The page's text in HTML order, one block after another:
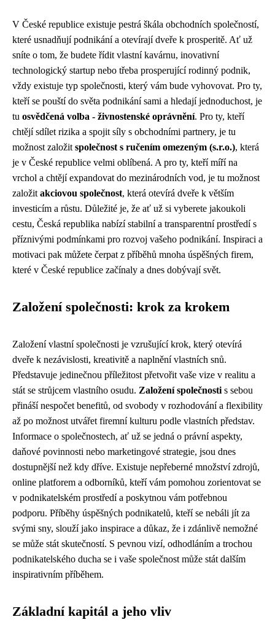
V České republice existuje pestrá škála obchodních společností,
které usnadňují podnikání a otevírají dveře k prosperitě. Ať už
sníte o tom, že budete řídit vlastní kavárnu, inovativní
technologický startup nebo třeba prosperující rodinný podnik,
vždy existuje typ společnosti, který vám bude vyhovovat. Pro ty,
kteří se pouští do světa podnikání sami a hledají jednoduchost, je
tu osvědčená volba - živnostenské oprávnění. Pro ty, kteří
chtějí sdílet rizika a spojit síly s obchodními partnery, je tu
možnost založit společnost s ručením omezeným (s.r.o.), která
je v České republice velmi oblíbená. A pro ty, kteří míří na
vrchol a chtějí expandovat do mezinárodních vod, je tu možnost
založit akciovou společnost, která otevírá dveře k větším
investicím a růstu. Důležité je, že ať už si vyberete jakoukoli
cestu, Česká republika nabízí stabilní a transparentní prostředí s
příznivými podmínkami pro rozvoj vašeho podnikání. Inspiraci a
motivaci pak můžete čerpat z příběhů mnoha úspěšných firem,
které v České republice začínaly a dnes dobývají svět.
Založení společnosti: krok za krokem
Založení vlastní společnosti je vzrušující krok, který otevírá
dveře k nezávislosti, kreativitě a naplnění vlastních snů.
Představuje jedinečnou příležitost přetvořit vaše vize v realitu a
stát se strůjcem vlastního osudu. Založení společnosti s sebou
přináší nespočet benefitů, od svobody v rozhodování a flexibility
až po možnost utvářet firemní kulturu podle vlastních představ.
Informace o společnostech, ať už se jedná o právní aspekty,
daňové povinnosti nebo marketingové strategie, jsou dnes
dostupnější než kdy dříve. Existuje nepřeberné množství zdrojů,
online platforem a odborníků, kteří vám pomohou zorientovat se
v podnikatelském prostředí a poskytnou vám potřebnou
podporu. Příběhy úspěšných podnikatelů, kteří se nebáli jít za
svými sny, slouží jako inspirace a důkaz, že i zdánlivě nemožné
se může stát skutečností. S pevnou vizí, odhodláním a trochou
podnikatelského ducha se i vaše společnost může stát dalším
inspirativním příběhem.
Základní kapitál a jeho vliv